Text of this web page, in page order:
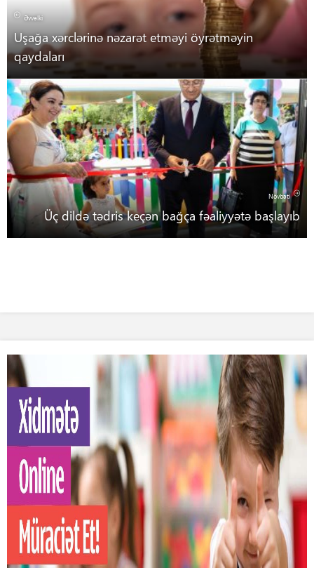
Əvvəlki
Uşağa xərclərinə nəzarət etməyi öyrətməyin
qaydaları
Növbəti
Üç dildə tədris keçən bağça fəaliyyətə başlayıb